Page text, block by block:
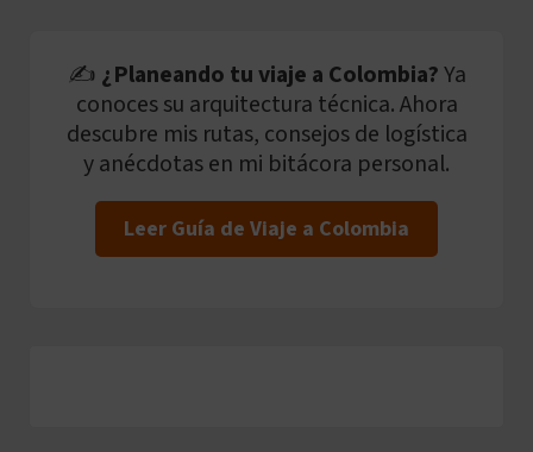
✍️ ¿Planeando tu viaje a Colombia?Ya
conoces su arquitectura técnica. Ahora
descubre mis rutas, consejos de logística
y anécdotas en mi bitácora personal.
Leer Guía de Viaje a Colombia